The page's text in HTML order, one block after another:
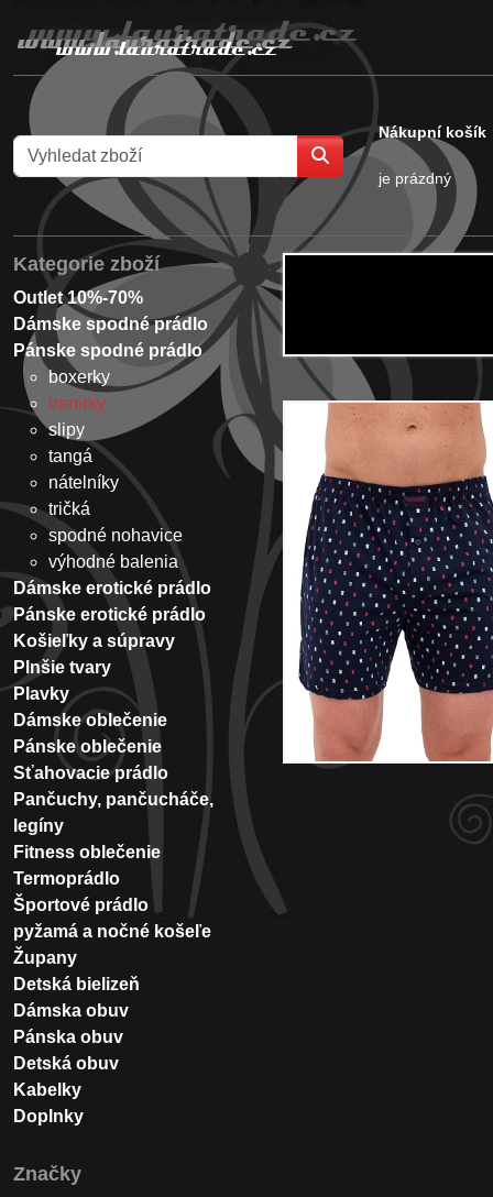
Nákupní košík
je prázdný
Kategorie zboží
Outlet 10%-70%
Dámske spodné prádlo
Pánske spodné prádlo
boxerky
trenírky
slipy
tangá
nátelníky
tričká
spodné nohavice
výhodné balenia
Dámske erotické prádlo
Pánske erotické prádlo
Košieľky a súpravy
Plnšie tvary
Plavky
Dámske oblečenie
Pánske oblečenie
Sťahovacie prádlo
Pančuchy, pančucháče,
legíny
Fitness oblečenie
Termoprádlo
Športové prádlo
pyžamá a nočné košeľe
Župany
Detská bielizeň
Dámska obuv
Pánska obuv
Detská obuv
Kabelky
Doplnky
Značky